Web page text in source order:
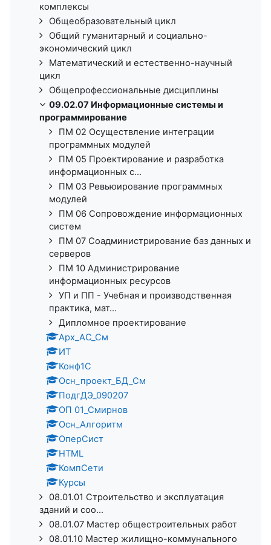
комплексы
Общеобразовательный цикл
Общий гуманитарный и социально-
экономический цикл
Математический и естественно-научный
цикл
Общепрофессиональные дисциплины
09.02.07 Информационные системы и
программирование
ПМ 02 Осуществление интеграции
программных модулей
ПМ 05 Проектирование и разработка
информационных с...
ПМ 03 Ревьюирование программных
модулей
ПМ 06 Сопровождение информационных
систем
ПМ 07 Соадминистрирование баз данных и
серверов
ПМ 10 Администрирование
информационных ресурсов
УП и ПП - Учебная и производственная
практика, мат...
Дипломное проектирование
Арх_АС_См
ИТ
Конф1С
Осн_проект_БД_См
ПодгДЭ_090207
ОП 01_Смирнов
Осн_Алгоритм
ОперСист
HTML
КомпСети
Курсы
08.01.01 Строительство и эксплуатация
зданий и соо...
08.01.07 Мастер общестроительных работ
08.01.10 Мастер жилищно-коммунального